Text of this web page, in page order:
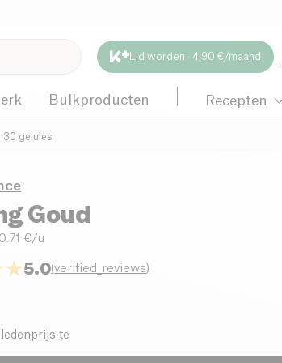
Lid worden · 4,90 €/maand
Bulkproducten Recepten
30 gelules
Goud
0.71 €/u
5.0(verified_reviews)
ledenprijs te